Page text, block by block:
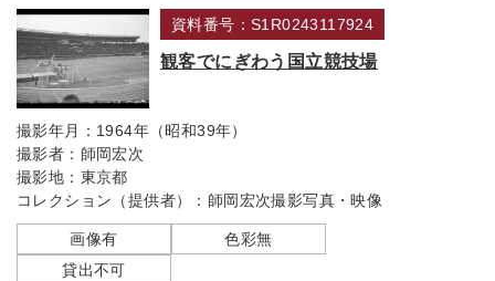
資料番号：S1R0243117924
観客でにぎわう国立競技場
撮影年月： 1964年（昭和39年）
撮影者： 師岡宏次
撮影地： 東京都
コレクション（提供者）： 師岡宏次撮影写真・映像
画像有
色彩無
貸出不可